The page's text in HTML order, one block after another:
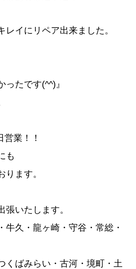
レイにリペア出来ました。
ったです(^^)』
業！！
も
ります。
張いたします。
久・龍ヶ崎・守谷・常総・
くばみらい・古河・境町・土